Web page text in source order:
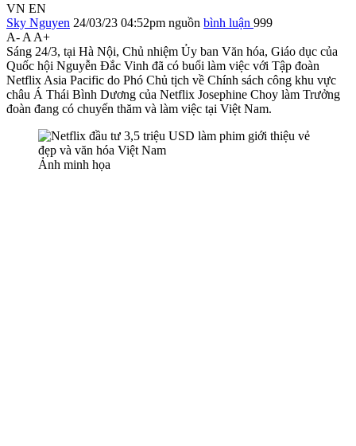
VN EN
Sky Nguyen 24/03/23 04:52pm nguồn bình luận 999
A- A A+
Sáng 24/3, tại Hà Nội, Chủ nhiệm Ủy ban Văn hóa, Giáo dục của
Quốc hội Nguyễn Đắc Vinh đã có buổi làm việc với Tập đoàn
Netflix Asia Pacific do Phó Chủ tịch về Chính sách công khu vực
châu Á Thái Bình Dương của Netflix Josephine Choy làm Trưởng
đoàn đang có chuyến thăm và làm việc tại Việt Nam.
Ảnh minh họa